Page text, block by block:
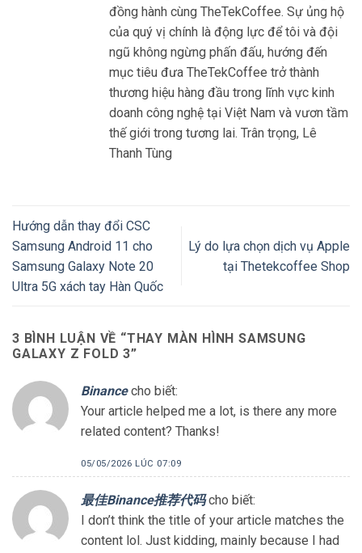
đồng hành cùng TheTekCoffee. Sự ủng hộ
của quý vị chính là động lực để tôi và đội
ngũ không ngừng phấn đấu, hướng đến
mục tiêu đưa TheTekCoffee trở thành
thương hiệu hàng đầu trong lĩnh vực kinh
doanh công nghệ tại Việt Nam và vươn tầm
thế giới trong tương lai. Trân trọng, Lê
Thanh Tùng
Hướng dẫn thay đổi CSC
Samsung Android 11 cho
Samsung Galaxy Note 20
Ultra 5G xách tay Hàn Quốc
Lý do lựa chọn dịch vụ Apple
tại Thetekcoffee Shop
3 BÌNH LUẬN VỀ “THAY MÀN HÌNH SAMSUNG
GALAXY Z FOLD 3”
Binance cho biết:
Your article helped me a lot, is there any more
related content? Thanks!
05/05/2026 LÚC 07:09
最佳Binance推荐代码 cho biết:
I don’t think the title of your article matches the
content lol. Just kidding, mainly because I had